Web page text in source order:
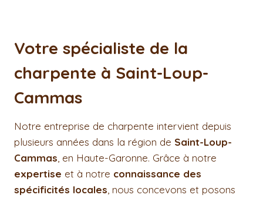
Votre spécialiste de la
charpente à Saint-Loup-
Cammas
Notre entreprise de charpente intervient depuis
plusieurs années dans la région de Saint-Loup-
Cammas , en Haute-Garonne. Grâce à notre
expertise et à notre connaissance des
spécificités locales , nous concevons et posons